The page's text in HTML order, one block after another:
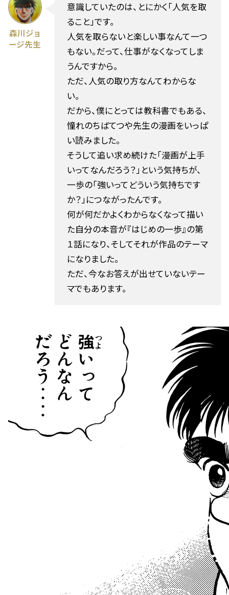
森川ジョ
ージ先生
意識していたのは、とにかく「人気を取
ること」です。
人気を取らないと楽しい事なんて一つ
もない。だって、仕事がなくなってしま
うんですから。
ただ、人気の取り方なんてわからな
い。
だから、僕にとっては教科書でもある、
憧れのちばてつや先生の漫画をいっぱ
い読みました。
そうして追い求め続けた「漫画が上手
いってなんだろう？」という気持ちが、
一歩の「強いってどういう気持ちです
か？」につながったんです。
何が何だかよくわからなくなって描い
た自分の本音が『はじめの一歩』の第
１話になり、そしてそれが作品のテーマ
になりました。
ただ、今なお答えが出せていないテー
マでもあります。